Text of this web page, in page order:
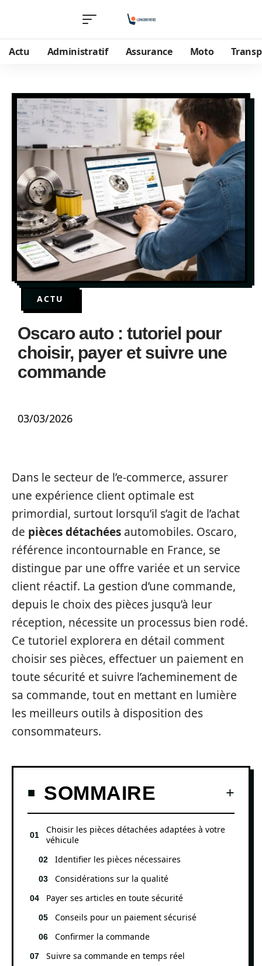
Actu Administratif Assurance Moto
ACTU
Oscaro auto : tutoriel pour
choisir, payer et suivre une
commande
03/03/2026
Dans le secteur de l’e-commerce, assurer
une expérience client optimale est
primordial, surtout lorsqu’il s’agit de l’achat
de pièces détachées automobiles. Oscaro,
référence incontournable en France, se
distingue par une offre variée et un service
client réactif. La gestion d’une commande,
depuis le choix des pièces jusqu’à leur
réception, nécessite un processus bien rodé.
Ce tutoriel explorera en détail comment
choisir ses pièces, effectuer un paiement en
toute sécurité et suivre l’acheminement de
sa commande, tout en mettant en lumière
les meilleurs outils à disposition des
consommateurs.
SOMMAIRE
Choisir les pièces détachées adaptées à votre
véhicule
Identifier les pièces nécessaires
Considérations sur la qualité
Payer ses articles en toute sécurité
Conseils pour un paiement sécurisé
Confirmer la commande
Suivre sa commande en temps réel